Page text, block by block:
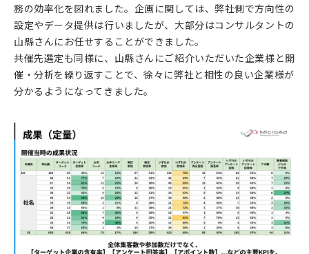
務の効率化を図れました。企画に関しては、弊社側で方向性の
設定やデータ提供は行いましたが、大部分はコンサルタントの
山縣さんにお任せすることができました。
共催先選定も同様に、山縣さんにご紹介いただいた企業様と開
催・分析を繰り返すことで、徐々に弊社と相性の良い企業様が
分かるようになってきました。